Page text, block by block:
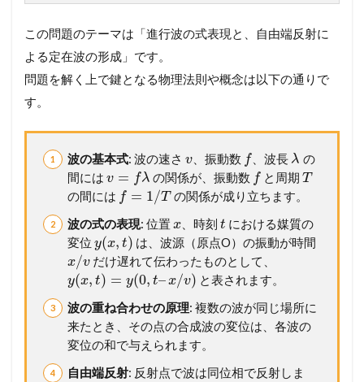
この問題のテーマは「進行波の式表現と、自由端反射に
よる定在波の形成」です。
問題を解く上で鍵となる物理法則や概念は以下の通りで
す。
波の基本式: 波の速さ v 、振動数 f 、波長 λ の
間には v = fλ の関係が、振動数 fと周期 T
の間には f = 1/T の関係が成り立ちます。
波の式の表現: 位置 x、時刻 t における媒質の
変位 y(x, t) は、波源（原点O）の振動が時間
x/vだけ遅れて伝わったものとして、
y(x, t) = y(0, t–x/v) と表されます。
波の重ね合わせの原理: 複数の波が同じ場所に
来たとき、その点の合成波の変位は、各波の
変位の和で与えられます。
自由端反射: 反射点で波は同位相で反射しま